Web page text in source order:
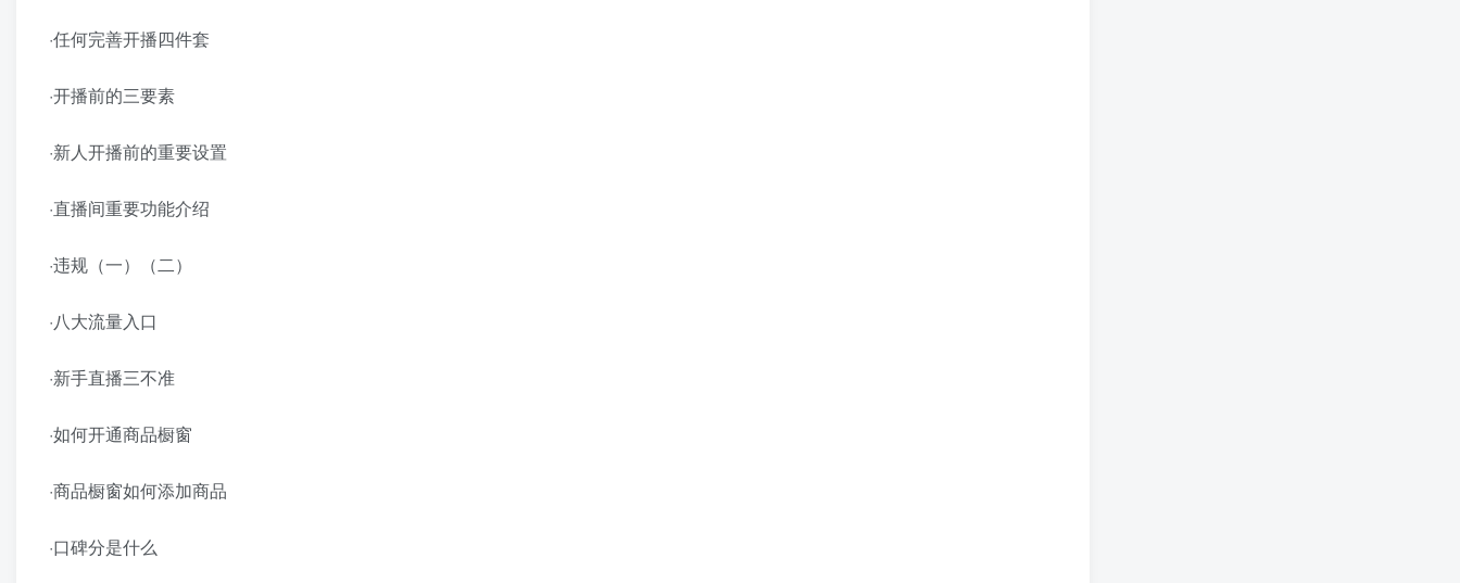
·任何完善开播四件套
·开播前的三要素
·新人开播前的重要设置
·直播间重要功能介绍
·违规（一）（二）
·八大流量入口
·新手直播三不准
·如何开通商品橱窗
·商品橱窗如何添加商品
·口碑分是什么